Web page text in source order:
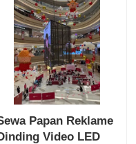
Papan Reklame
Video LED